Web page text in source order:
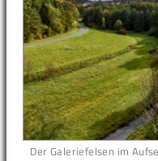
Der Galeriefelsen im